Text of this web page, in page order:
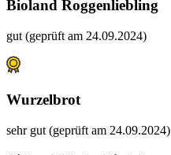
Bioland Roggenliebling
gut (geprüft am 24.09.2024)
Wurzelbrot
sehr gut (geprüft am 24.09.2024)